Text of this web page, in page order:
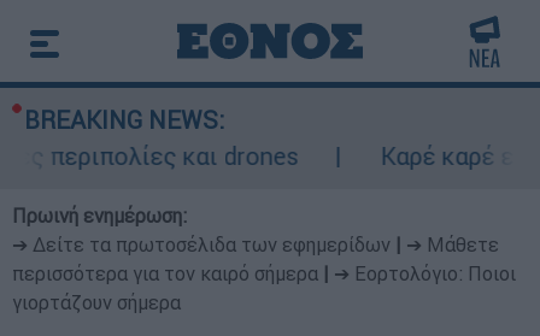
BREAKING NEWS:
περιπολίες και drones
Καρέ καρέ
Πρωινή ενημέρωση:
➔ Δείτε τα πρωτοσέλιδα των εφημερίδων
➔ Μάθετε
περισσότερα για τον καιρό σήμερα
➔ Εορτολόγιο: Ποιοι
γιορτάζουν σήμερα